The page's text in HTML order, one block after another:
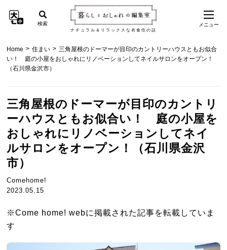
ナチュラル＆リラックスな衣食住の話
検索 メニュー
Home > 住まい > 三角屋根のドーマーが目印のカントリーハウスともお似合
い！ 庭の小屋をおしゃれにリノベーションしてネイルサロンをオープン！
（石川県金沢市）
三角屋根のドーマーが目印のカントリ
ーハウスともお似合い！ 庭の小屋を
おしゃれにリノベーションしてネイ
ルサロンをオープン！（石川県金沢
市）
Comehome!
2023.05.15
※Come home! webに掲載された記事を転載していま
す